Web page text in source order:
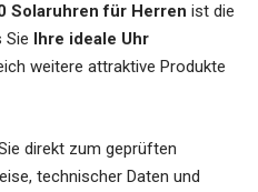
Solaruhren für Herren ist die
Sie Ihre ideale Uhr
weitere attraktive Produkte
direkt zum geprüften
technischer Daten und